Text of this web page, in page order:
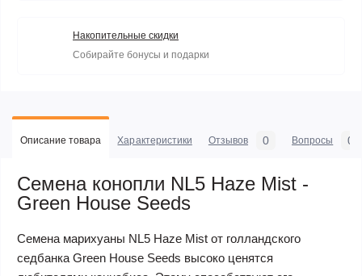
Накопительные скидки
Собирайте бонусы и подарки
Описание товара Характеристики Отзывов 0 Вопросы 0
Семена конопли NL5 Haze Mist -
Green House Seeds
Семена марихуаны NL5 Haze Mist от голландского
седбанка Green House Seeds высоко ценятся